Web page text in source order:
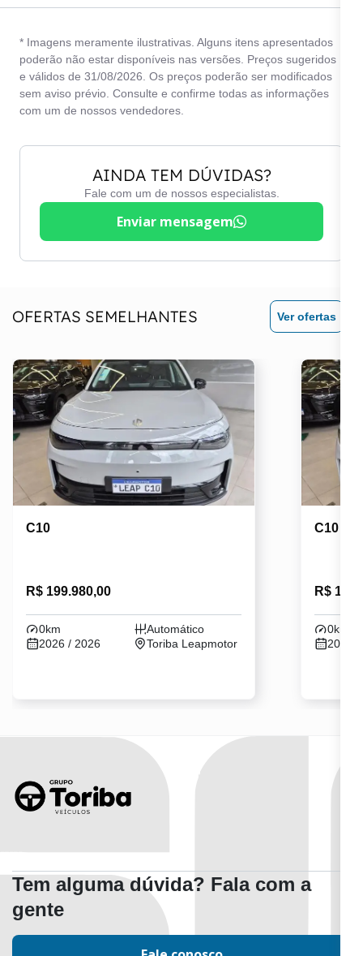
* Imagens meramente ilustrativas. Alguns itens apresentados
poderão não estar disponíveis nas versões. Preços sugeridos
e válidos de 31/08/2026. Os preços poderão ser modificados
sem aviso prévio. Consulte e confirme todas as informações
com um de nossos vendedores.
AINDA TEM DÚVIDAS?
Fale com um de nossos especialistas.
Enviar mensagem
OFERTAS SEMELHANTES Ver ofertas
C10
R$ 199.980,00
0km
Automático
2026 / 2026
Toriba Leapmotor
C10
R$
0km
2026 /
Tem alguma dúvida? Fala com a
gente